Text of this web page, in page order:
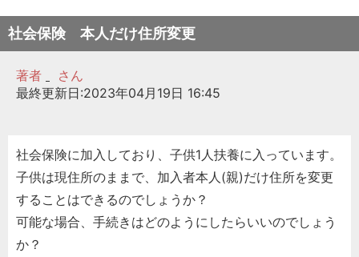
社会保険 本人だけ住所変更
著者
さん
最終更新日:2023年04月19日 16:45
社会保険に加入しており、子供1人扶養に入っています。
子供は現住所のままで、加入者本人(親)だけ住所を変更
することはできるのでしょうか？
可能な場合、手続きはどのようにしたらいいのでしょう
か？